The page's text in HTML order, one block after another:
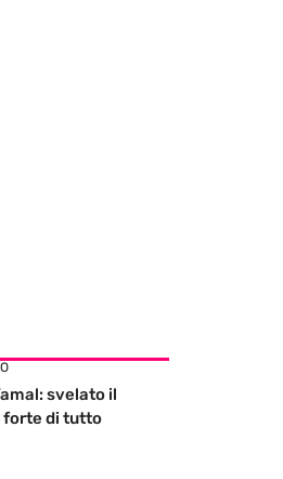
svelato il
forte di tutto